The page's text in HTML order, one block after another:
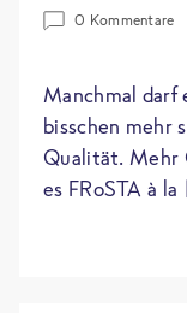
0 Kommentare
Manchmal darf
bisschen mehr
Qualität. Mehr
es FRoSTA à